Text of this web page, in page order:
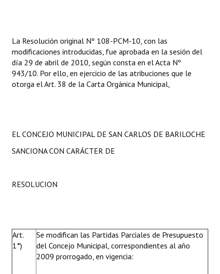
Banca del Vecino - Registro
Huéspedes de Honor - Registro
Antiguos Pobladores - Registro
La Resolución original Nº 108-PCM-10, con las
modificaciones introducidas, fue aprobada en la sesión del
día 29 de abril de 2010, según consta en el Acta Nº
943/10. Por ello, en ejercicio de las atribuciones que le
otorga el Art. 38 de la Carta Orgánica Municipal,
EL CONCEJO MUNICIPAL DE SAN CARLOS DE BARILOCHE
SANCIONA CON CARÁCTER DE
RESOLUCION
Art.
1°)
Se modifican las Partidas Parciales de Presupuesto
del Concejo Municipal, correspondientes al año
2009 prorrogado, en vigencia: